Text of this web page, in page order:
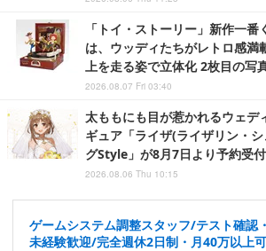
「トイ・ストーリー」新作一
は、ウッディたちがレトロ感満
上を走る姿で立体化 2枚目の写
2026.08.07 Fri 03:40
太ももにも目が惹かれるウェデ
ギュア「ライザ(ライザリン・
グStyle」が8月7日より予約受
2026.08.06 Thu 10:15
ゲームシステム調整スタッフ/テスト確認
未経験歓迎/完全週休2日制・月40万以上可